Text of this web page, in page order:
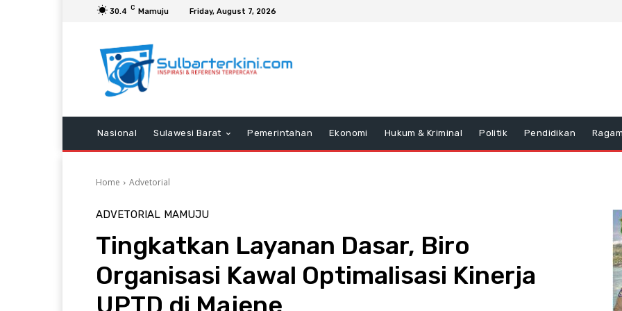
30.4 C Mamuju Friday, August 7, 2026
Nasional Sulawesi Barat Pemerintahan Ekonomi Hukum & Kriminal Politik Pendidikan
Home Advetorial
ADVETORIAL MAMUJU
Tingkatkan Layanan Dasar, Biro
Organisasi Kawal Optimalisasi Kinerja
UPTD di Majene